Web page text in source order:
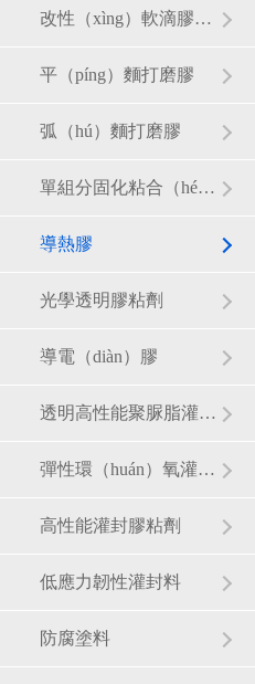
改性（xìng）軟滴膠（jiāo）
平（píng）麵打磨膠
弧（hú）麵打磨膠
單組分固化粘合（hé）膠
導熱膠
光學透明膠粘劑
導電（diàn）膠
透明高性能聚脲脂灌封膠
彈性環（huán）氧灌封膠
高性能灌封膠粘劑
低應力韌性灌封料
防腐塗料